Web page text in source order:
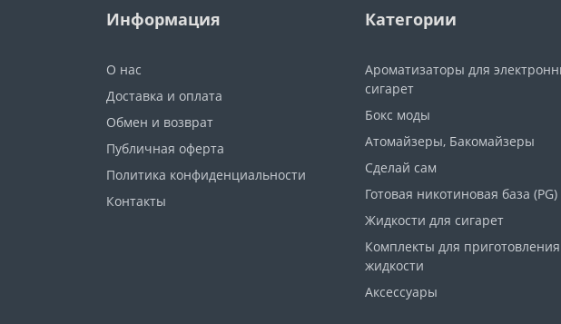
Информация
О нас
Доставка и оплата
Обмен и возврат
Публичная оферта
Политика конфиденциальности
Контакты
Категории
Ароматизаторы для
сигарет
Бокс моды
Атомайзеры, Бакомайзеры
Сделай сам
Готовая никотиновая база (PG)
Жидкости для сигарет
Комплекты для приготовления
жидкости
Аксессуары